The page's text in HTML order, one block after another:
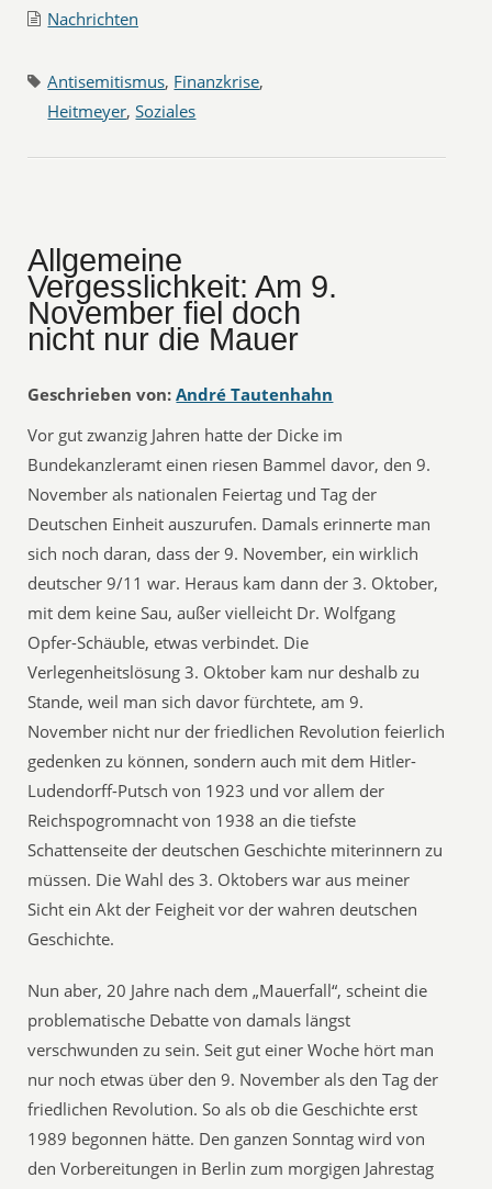
Nachrichten
Antisemitismus, Finanzkrise,
Heitmeyer,Soziales
Allgemeine
Vergesslichkeit: Am 9.
November fiel doch
nicht nur die Mauer
Geschrieben von: André Tautenhahn
Vor gut zwanzig Jahren hatte der Dicke im
Bundekanzleramt einen riesen Bammel davor, den 9.
November als nationalen Feiertag und Tag der
Deutschen Einheit auszurufen. Damals erinnerte man
sich noch daran, dass der 9. November, ein wirklich
deutscher 9/11 war. Heraus kam dann der 3. Oktober,
mit dem keine Sau, außer vielleicht Dr. Wolfgang
Opfer-Schäuble, etwas verbindet. Die
Verlegenheitslösung 3. Oktober kam nur deshalb zu
Stande, weil man sich davor fürchtete, am 9.
November nicht nur der friedlichen Revolution feierlich
gedenken zu können, sondern auch mit dem Hitler-
Ludendorff-Putsch von 1923 und vor allem der
Reichspogromnacht von 1938 an die tiefste
Schattenseite der deutschen Geschichte miterinnern zu
müssen. Die Wahl des 3. Oktobers war aus meiner
Sicht ein Akt der Feigheit vor der wahren deutschen
Geschichte.
Nun aber, 20 Jahre nach dem „Mauerfall“, scheint die
problematische Debatte von damals längst
verschwunden zu sein. Seit gut einer Woche hört man
nur noch etwas über den 9. November als den Tag der
friedlichen Revolution. So als ob die Geschichte erst
1989 begonnen hätte. Den ganzen Sonntag wird von
den Vorbereitungen in Berlin zum morgigen Jahrestag